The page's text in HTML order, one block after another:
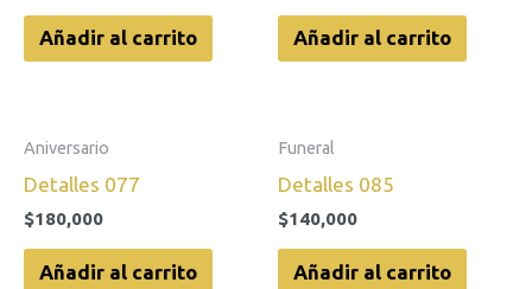
Añadir al carrito Añadir al carrito
Aniversario
Detalles 077
$180,000
Añadir al carrito
Funeral
Detalles 085
$140,000
Añadir al carrito